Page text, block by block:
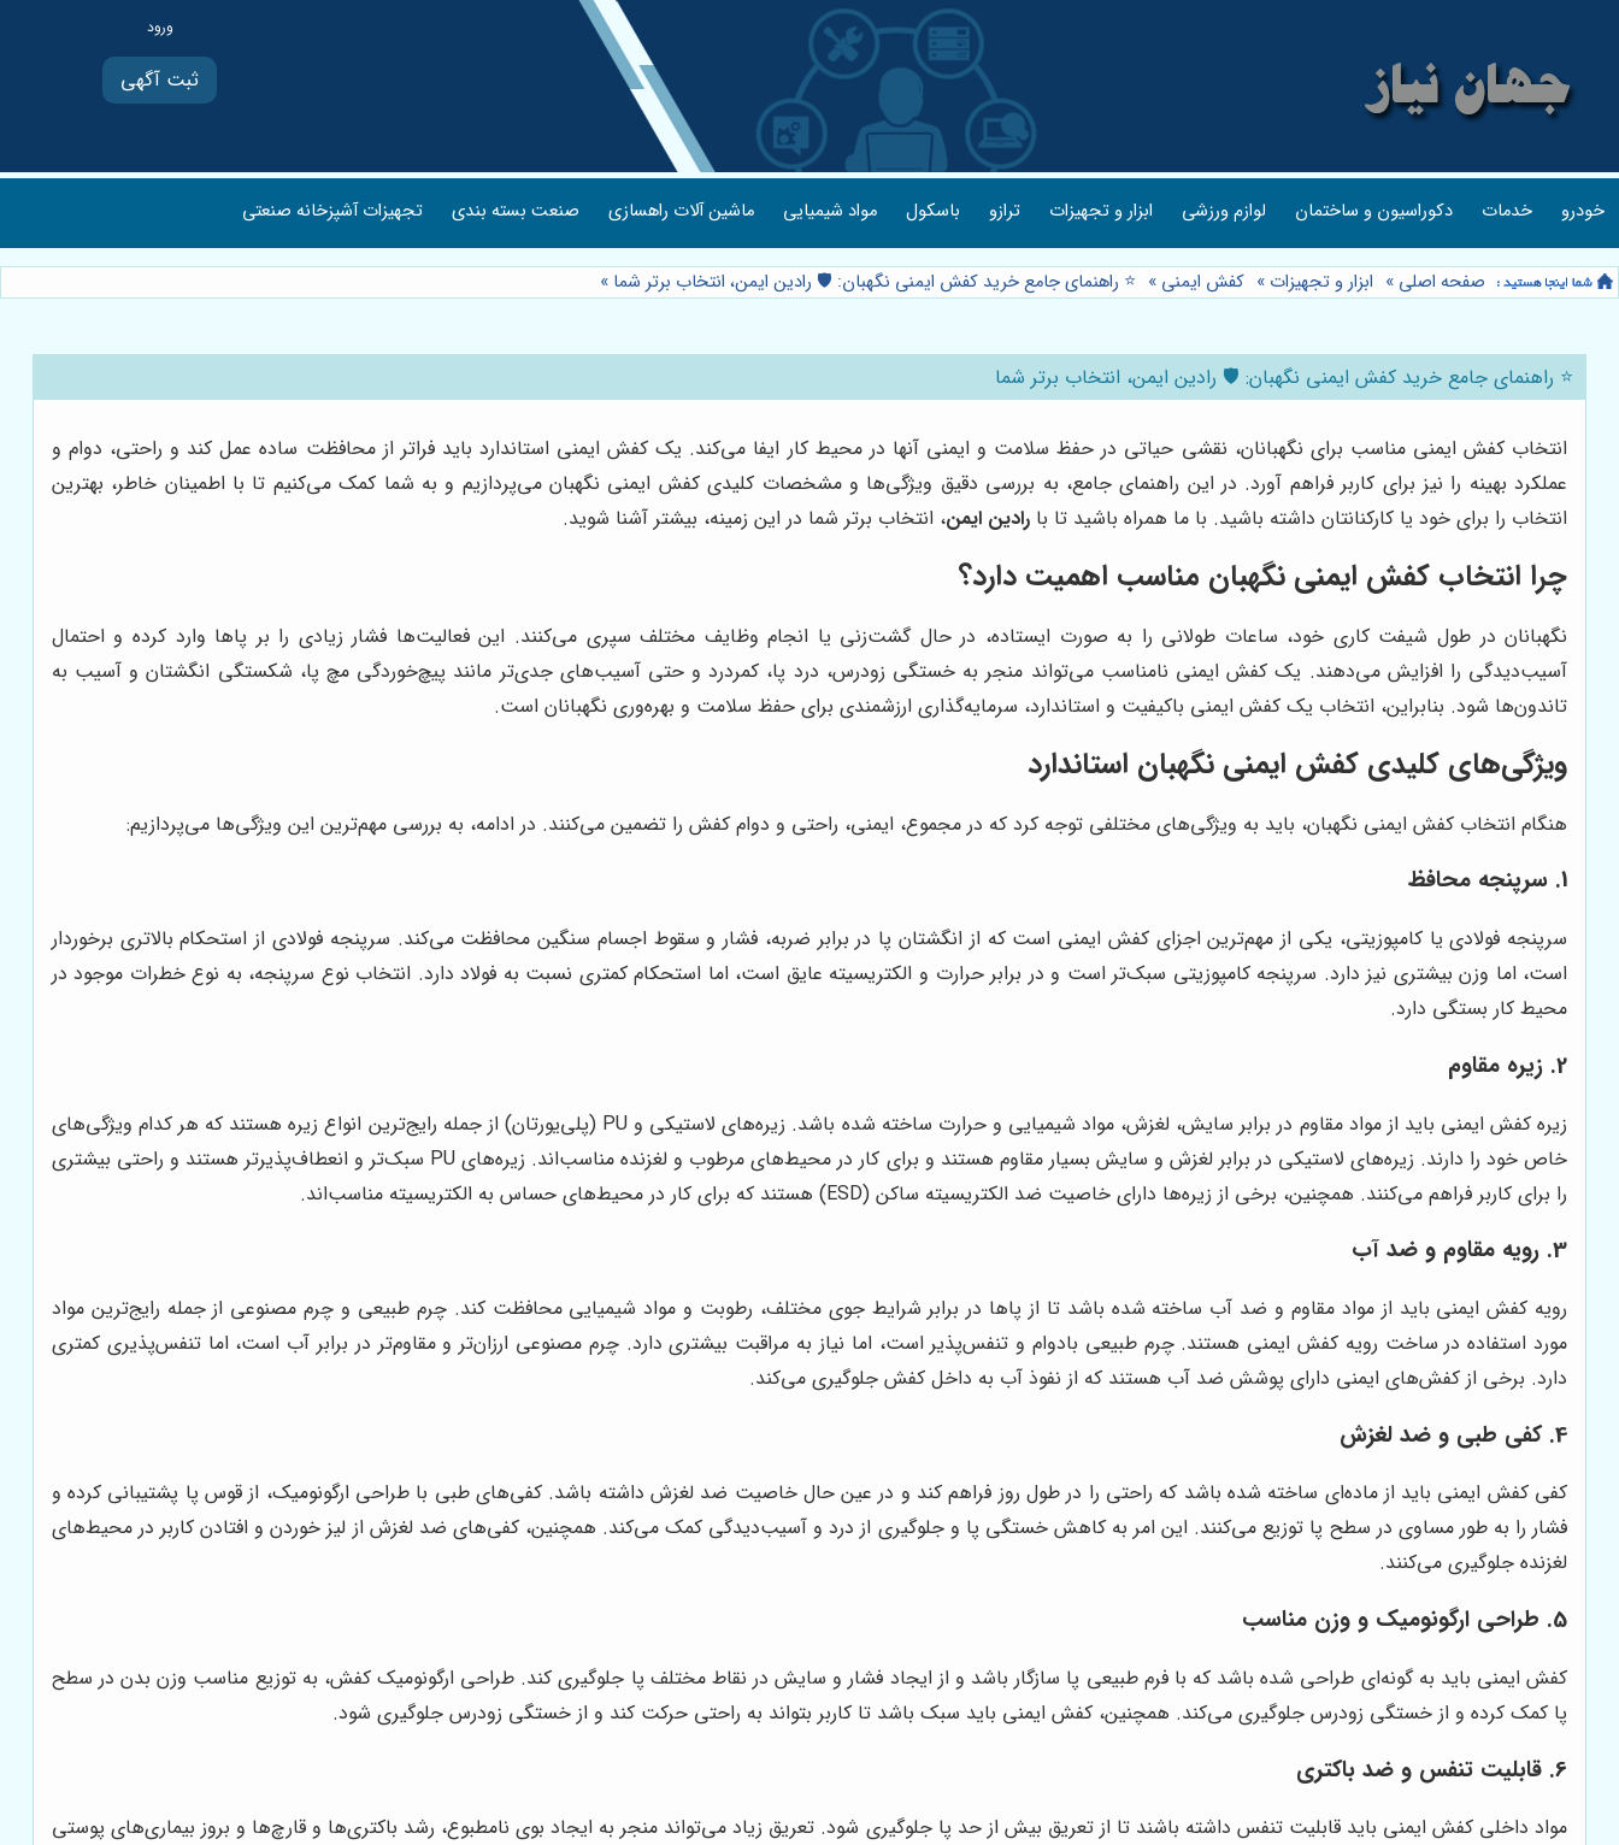
ثبت آگهی
خودرو خدمات دکوراسیون و ساختمان لوازم ورزشی ابزار و تجهیزات ترازو باسکول مواد شیمیایی ماشین آلات راهسازی صنعت بسته بندی تجهیزات آشپزخانه صنعتی
صفحه اصلی » ابزار و تجهیزات » کفش ایمنی » ⭐️ راهنمای جامع خرید کفش ایمنی نگهبان: 🛡️ رادین ایمن، انتخاب برتر شما »
⭐️ راهنمای جامع خرید کفش ایمنی نگهبان: 🛡️ رادین ایمن، انتخاب برتر شما
انتخاب کفش ایمنی مناسب برای نگهبانان، نقشی حیاتی در حفظ سلامت و ایمنی آنها در محیط کار ایفا می‌کند. یک کفش ایمنی استاندارد باید فراتر از محافظت ساده عمل کند و راحتی، دوام و
عملکرد بهینه را نیز برای کاربر فراهم آورد. در این راهنمای جامع، به بررسی دقیق ویژگی‌ها و مشخصات کلیدی کفش ایمنی نگهبان می‌پردازیم و به شما کمک می‌کنیم تا با اطمینان خاطر، بهترین
انتخاب را برای خود یا کارکنانتان داشته باشید. با ما همراه باشید تا با رادین ایمن، انتخاب برتر شما در این زمینه، بیشتر آشنا شوید.
چرا انتخاب کفش ایمنی نگهبان مناسب اهمیت دارد؟
نگهبانان در طول شیفت کاری خود، ساعات طولانی را به صورت ایستاده، در حال گشت‌زنی یا انجام وظایف مختلف سپری می‌کنند. این فعالیت‌ها فشار زیادی را بر پاها وارد کرده و احتمال
آسیب‌دیدگی را افزایش می‌دهند. یک کفش ایمنی نامناسب می‌تواند منجر به خستگی زودرس، درد پا، کمردرد و حتی آسیب‌های جدی‌تر مانند پیچ‌خوردگی مچ پا، شکستگی انگشتان و آسیب به
تاندون‌ها شود. بنابراین، انتخاب یک کفش ایمنی باکیفیت و استاندارد، سرمایه‌گذاری ارزشمندی برای حفظ سلامت و بهره‌وری نگهبانان است.
ویژگی‌های کلیدی کفش ایمنی نگهبان استاندارد
هنگام انتخاب کفش ایمنی نگهبان، باید به ویژگی‌های مختلفی توجه کرد که در مجموع، ایمنی، راحتی و دوام کفش را تضمین می‌کنند. در ادامه، به بررسی مهم‌ترین این ویژگی‌ها می‌پردازیم:
1. سرپنجه محافظ
سرپنجه فولادی یا کامپوزیتی، یکی از مهم‌ترین اجزای کفش ایمنی است که از انگشتان پا در برابر ضربه، فشار و سقوط اجسام سنگین محافظت می‌کند. سرپنجه فولادی از استحکام بالاتری برخوردار
است، اما وزن بیشتری نیز دارد. سرپنجه کامپوزیتی سبک‌تر است و در برابر حرارت و الکتریسیته عایق است، اما استحکام کمتری نسبت به فولاد دارد. انتخاب نوع سرپنجه، به نوع خطرات موجود در
محیط کار بستگی دارد.
2. زیره مقاوم
زیره کفش ایمنی باید از مواد مقاوم در برابر سایش، لغزش، مواد شیمیایی و حرارت ساخته شده باشد. زیره‌های لاستیکی و PU (پلی‌یورتان) از جمله رایج‌ترین انواع زیره هستند که هر کدام ویژگی‌های
خاص خود را دارند. زیره‌های لاستیکی در برابر لغزش و سایش بسیار مقاوم هستند و برای کار در محیط‌های مرطوب و لغزنده مناسب‌اند. زیره‌های PU سبک‌تر و انعطاف‌پذیرتر هستند و راحتی بیشتری
را برای کاربر فراهم می‌کنند. همچنین، برخی از زیره‌ها دارای خاصیت ضد الکتریسیته ساکن (ESD) هستند که برای کار در محیط‌های حساس به الکتریسیته مناسب‌اند.
3. رویه مقاوم و ضد آب
رویه کفش ایمنی باید از مواد مقاوم و ضد آب ساخته شده باشد تا از پاها در برابر شرایط جوی مختلف، رطوبت و مواد شیمیایی محافظت کند. چرم طبیعی و چرم مصنوعی از جمله رایج‌ترین مواد
مورد استفاده در ساخت رویه کفش ایمنی هستند. چرم طبیعی بادوام و تنفس‌پذیر است، اما نیاز به مراقبت بیشتری دارد. چرم مصنوعی ارزان‌تر و مقاوم‌تر در برابر آب است، اما تنفس‌پذیری کمتری
دارد. برخی از کفش‌های ایمنی دارای پوشش ضد آب هستند که از نفوذ آب به داخل کفش جلوگیری می‌کند.
4. کفی طبی و ضد لغزش
کفی کفش ایمنی باید از ماده‌ای ساخته شده باشد که راحتی را در طول روز فراهم کند و در عین حال خاصیت ضد لغزش داشته باشد. کفی‌های طبی با طراحی ارگونومیک، از قوس پا پشتیبانی کرده و
فشار را به طور مساوی در سطح پا توزیع می‌کنند. این امر به کاهش خستگی پا و جلوگیری از درد و آسیب‌دیدگی کمک می‌کند. همچنین، کفی‌های ضد لغزش از لیز خوردن و افتادن کاربر در محیط‌های
لغزنده جلوگیری می‌کنند.
5. طراحی ارگونومیک و وزن مناسب
کفش ایمنی باید به گونه‌ای طراحی شده باشد که با فرم طبیعی پا سازگار باشد و از ایجاد فشار و سایش در نقاط مختلف پا جلوگیری کند. طراحی ارگونومیک کفش، به توزیع مناسب وزن بدن در سطح
پا کمک کرده و از خستگی زودرس جلوگیری می‌کند. همچنین، کفش ایمنی باید سبک باشد تا کاربر بتواند به راحتی حرکت کند و از خستگی زودرس جلوگیری شود.
6. قابلیت تنفس و ضد باکتری
مواد داخلی کفش ایمنی باید قابلیت تنفس داشته باشند تا از تعریق بیش از حد پا جلوگیری شود. تعریق زیاد می‌تواند منجر به ایجاد بوی نامطبوع، رشد باکتری‌ها و قارچ‌ها و بروز بیماری‌های پوستی